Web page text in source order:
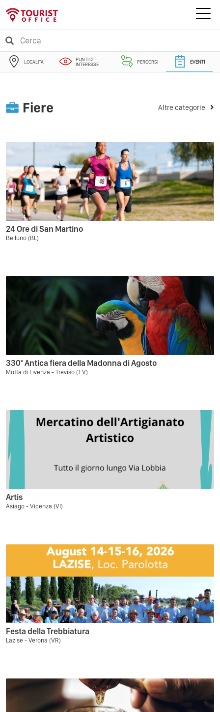
LOCALITÀ
PUNTI DI
INTERESSE
PERCORSI EVENTI
Fiere Altre categorie
24 Ore di San Martino
Belluno (BL)
330° Antica fiera della Madonna di Agosto
Motta di Livenza - Treviso (TV)
Artis
Asiago - Vicenza (VI)
Festa della Trebbiatura
Lazise - Verona (VR)